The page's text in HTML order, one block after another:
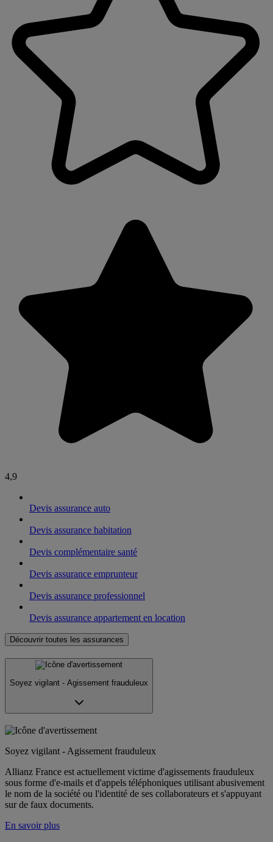
4,9
Devis assurance auto
Devis assurance habitation
Devis complémentaire santé
Devis assurance emprunteur
Devis assurance professionnel
Devis assurance appartement en location
Découvrir toutes les assurances
Soyez vigilant - Agissement frauduleux
Soyez vigilant - Agissement frauduleux
Allianz France est actuellement victime d'agissements frauduleux
sous forme d'e-mails et d'appels téléphoniques utilisant abusivement
le nom de la société ou l'identité de ses collaborateurs et s'appuyant
sur de faux documents.
En savoir plus